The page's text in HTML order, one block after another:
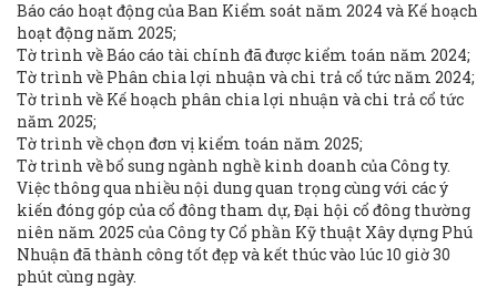
Báo cáo hoạt động của Ban Kiểm soát năm 2024 và Kế hoạch
hoạt động năm 2025;
Tờ trình về Báo cáo tài chính đã được kiểm toán năm 2024;
Tờ trình về Phân chia lợi nhuận và chi trả cổ tức năm 2024;
Tờ trình về Kế hoạch phân chia lợi nhuận và chi trả cổ tức
năm 2025;
Tờ trình về chọn đơn vị kiểm toán năm 2025;
Tờ trình về bổ sung ngành nghề kinh doanh của Công ty.
Việc thông qua nhiều nội dung quan trọng cùng với các ý
kiến đóng góp của cổ đông tham dự, Đại hội cổ đông thường
niên năm 2025 của Công ty Cổ phần Kỹ thuật Xây dựng Phú
Nhuận đã thành công tốt đẹp và kết thúc vào lúc 10 giờ 30
phút cùng ngày.